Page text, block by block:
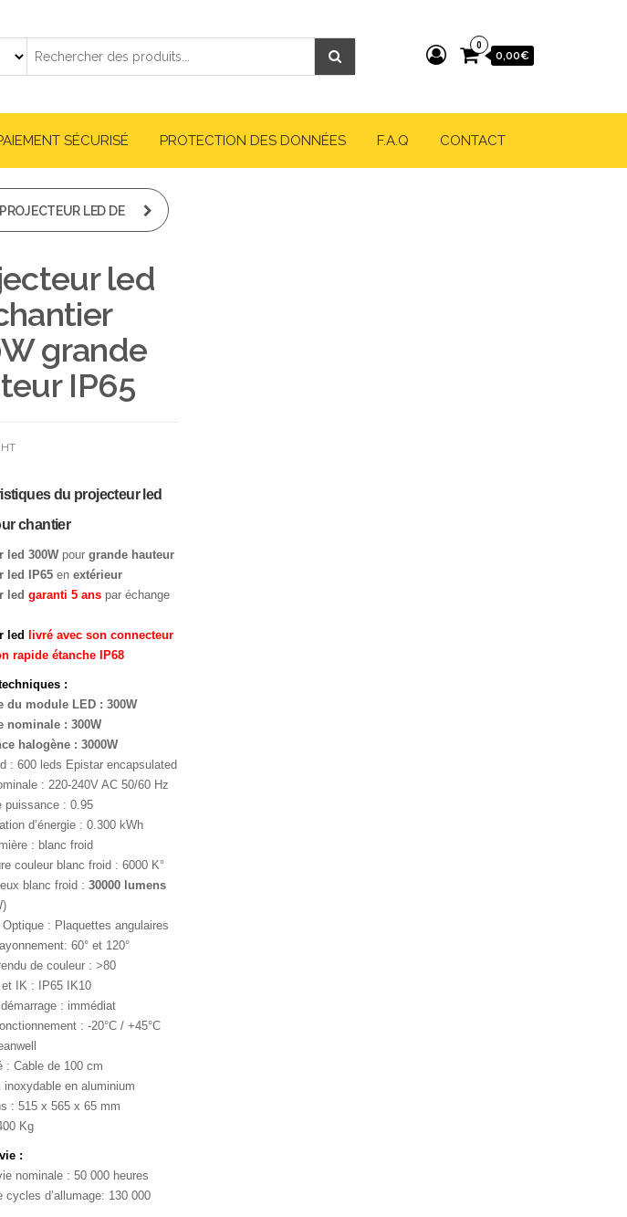
0
0,00€
SÉCURISÉ PROTECTION DES DONNÉES F.A.Q CONTACT
PROJECTEUR LED DE
GRANDE HAUTEUR IP65
led
grande
IP65
HT
du projecteur led
chantier
led 300W pour grande hauteur
led IP65 en extérieur
led garanti 5 ans par échange
led
livré avec son connecteur
rapide étanche IP68
:
du module LED : 300W
nominale : 300W
halogène : 3000W
: 600 leds Epistar encapsulated
: 220-240V AC 50/60 Hz
puissance : 0.95
d’énergie : 0.300 kWh
: blanc froid
couleur blanc froid : 6000 K°
blanc froid : 30000 lumens
Optique : Plaquettes angulaires
60° et 120°
de couleur : >80
IK : IP65 IK10
: immédiat
: -20°C / +45°C
: Cable de 100 cm
inoxydable en aluminium
: 515 x 565 x 65 mm
Kg
:
nominale : 50 000 heures
cycles d’allumage: 130 000